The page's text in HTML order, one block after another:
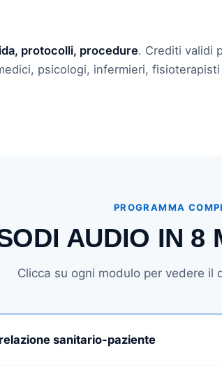
protocolli, procedure. Crediti validi
psicologi, infermieri, fisioterapisti
PROGRAMMA
AUDIO IN 8
Clicca su ogni modulo per vedere il
sanitario-paziente